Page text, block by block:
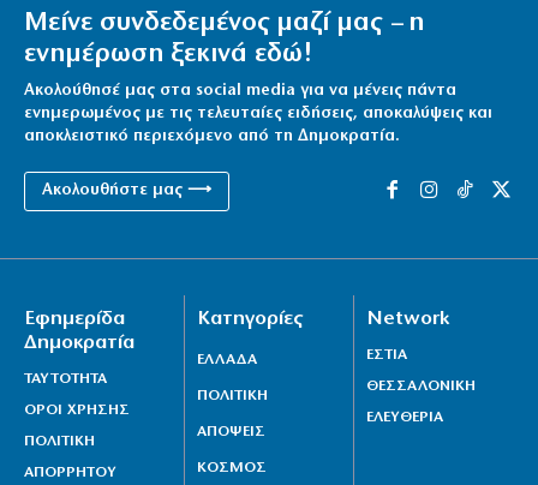
Μείνε συνδεδεμένος μαζί μας – η
ενημέρωση ξεκινά εδώ!
Ακολούθησέ μας στα social media για να μένεις πάντα
ενημερωμένος με τις τελευταίες ειδήσεις, αποκαλύψεις και
αποκλειστικό περιεχόμενο από τη Δημοκρατία.
Ακολουθήστε μας ⟶
Εφημερίδα
Δημοκρατία
ΤΑΥΤΟΤΗΤΑ
ΟΡΟΙ ΧΡΗΣΗΣ
ΠΟΛΙΤΙΚΗ
ΑΠΟΡΡΗΤΟΥ
Κατηγορίες
ΕΛΛΑΔΑ
ΠΟΛΙΤΙΚΗ
ΑΠΟΨΕΙΣ
ΚΟΣΜΟΣ
Network
ΕΣΤΙΑ
ΘΕΣΣΑΛΟΝΙΚΗ
ΕΛΕΥΘΕΡΙΑ